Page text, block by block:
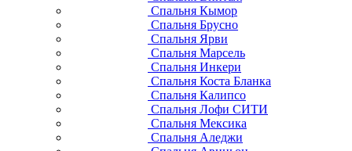
Спальня Кымор
Спальня Брусно
Спальня Ярви
Спальня Марсель
Спальня Инкери
Спальня Коста Бланка
Спальня Калипсо
Спальня Лофи СИТИ
Спальня Мексика
Спальня Аледжи